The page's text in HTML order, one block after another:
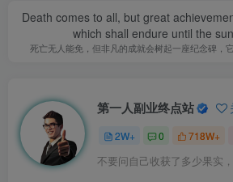
Death comes to all, but great
which shall endure until the
死亡无人能免，但非凡的成就会树起一座纪念碑，
第一人副业终点站
2W+ 0 718W+